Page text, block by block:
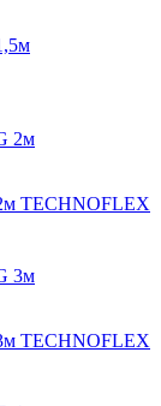
TECHNOFLEX
TECHNOFLEX